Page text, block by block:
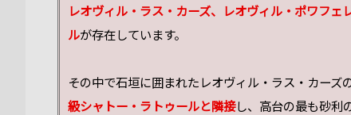
レオヴィル・ラス・カーズ、レオヴィル・ポワフ
ルが存在しています。
その中で石垣に囲まれたレオヴィル・ラス・カーズ
級シャトー・ラトゥールと隣接し、高台の最も砂利